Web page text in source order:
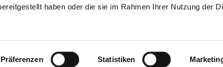
haben oder die sie im Rahmen Ihrer Nutzung der
Präferenzen Statistiken
RSS-Feeds
Itzehoe · Telefon: 04821/69-0 · Fax: 04821/699-356 · E-Mail: